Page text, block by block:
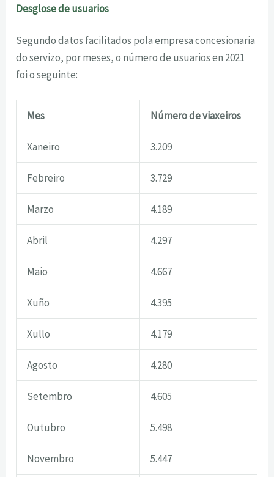
Desglose de usuarios
Segundo datos facilitados pola empresa concesionaria
do servizo, por meses, o número de usuarios en 2021
foi o seguinte:
Mes Número de viaxeiros
Xaneiro 3.209
Febreiro 3.729
Marzo 4.189
Abril 4.297
Maio 4.667
Xuño 4.395
Xullo 4.179
Agosto 4.280
Setembro 4.605
Outubro 5.498
Novembro 5.447